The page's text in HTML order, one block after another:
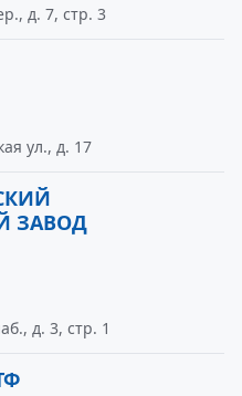
д. 7, стр. 3
ул., д. 17
ЗАВОД
д. 3, стр. 1